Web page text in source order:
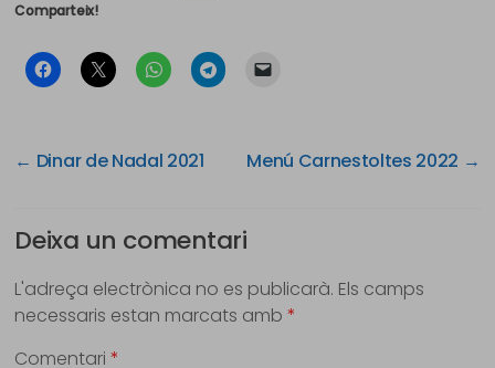
Comparteix!
← Dinar de Nadal 2021 Menú Carnestoltes 2022 →
Deixa un comentari
L'adreça electrònica no es publicarà. Els camps
necessaris estan marcats amb*
Comentari*